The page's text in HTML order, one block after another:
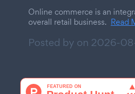
Online commerce is an
overall retail business. Read
Posted by on 2026-